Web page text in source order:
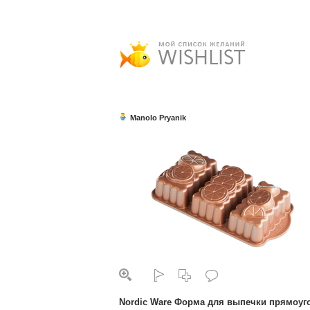
Manolo Pryanik
Nordic Ware Форма для выпечки